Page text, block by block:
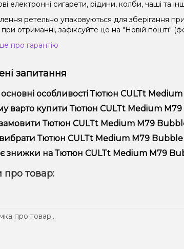
електронні сигарети, рідини, колби, чаші та
ретельно упаковуються для зберігання
отриманні, зафіксуйте це на "Новій пошті"
про гарантію
запитання
основні особливості Тютюн CULTt
CULTt Medium M79 Bubble Gum (Жуйка Бабл
та надійністю.
варто купити Тютюн CULTt Medium
тільки оригінальну продукцію,
Тютюн CULTt Medium M79
замовлення можна в кілька кліків:
Додайте Тютюн CULTt Medium M79 Bubble
Виберіть зручний спосіб оплати та доставки.
Тютюн CULTt Medium M79
залежить від ваших уподобань – наприклад,
– потужність та смак. Наші менеджери
знижки на Тютюн CULTt Medium M79
телеграм-каналі, щоб не проґавити вигідні
про товар: